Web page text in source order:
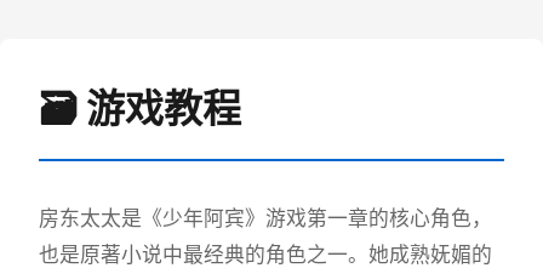
🗃️ 游戏教程
房东太太是《少年阿宾》游戏第一章的核心角色，
也是原著小说中最经典的角色之一。她成熟妩媚的